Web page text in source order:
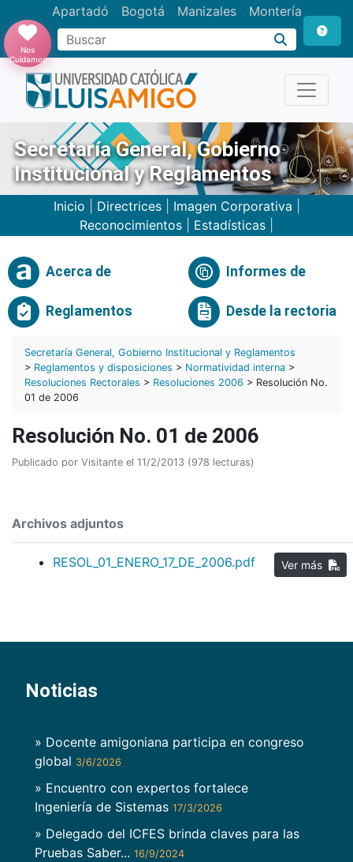
Apartadó Bogotá Manizales Montería
Buscar
Nos
Cuidamos
Secretaría General, Gobierno
Institucional y Reglamentos
Inicio Directrices| Imagen Corporativa
Reconocimientos
Estadísticas
Acerca de Informes de
Reglamentos Desde la rectoria
Secretaría General, Gobierno Institucional y Reglamentos
> Reglamentos y disposiciones > Normatividad interna >
Resoluciones Rectorales > Resoluciones 2006 > Resolución No.
01 de 2006
Resolución No. 01 de 2006
Publicado por Visitante el 11/2/2013 (978 lecturas)
Archivos adjuntos
RESOL_01_ENERO_17_DE_2006.pdf
Noticias
» Docente amigoniana participa en congreso
global 3/6/2026
» Encuentro con expertos fortalece
Ingeniería de Sistemas 17/3/2026
» Delegado del ICFES brinda claves para las
Pruebas Saber... 16/9/2024